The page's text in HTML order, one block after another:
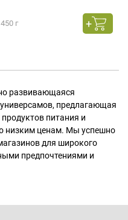
450 г
развивающаяся
предлагающая
питания и
низким ценам. Мы успешно
для широкого
предпочтениями и